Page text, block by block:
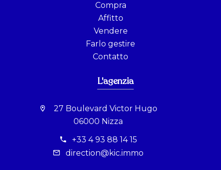
Compra
Affitto
Vendere
Farlo gestire
Contatto
L'agenzia
27 Boulevard Victor Hugo
06000 Nizza
+33 4 93 88 14 15
direction@kic.immo